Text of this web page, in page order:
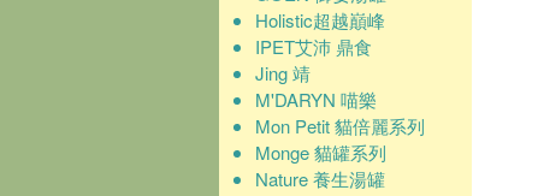
Holistic超越巔峰
IPET艾沛 鼎食
Jing 靖
M'DARYN 喵樂
Mon Petit 貓倍麗系列
Monge 貓罐系列
Nature 養生湯罐